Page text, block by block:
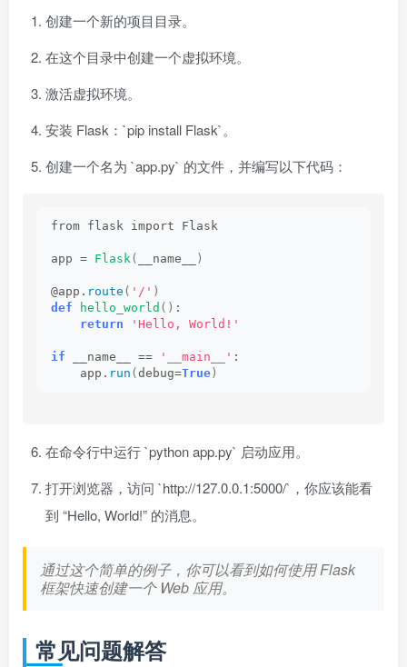
创建一个新的项目目录。
在这个目录中创建一个虚拟环境。
激活虚拟环境。
安装 Flask：`pip install Flask`。
创建一个名为 `app.py` 的文件，并编写以下代码：
from flask import Flask
app = Flask( __name__ )
@app. route ( '/' )
def
hello_world () :
return
'Hello, World!'
if __name__ == '__main__' :
    app.
run ( debug=True )
在命令行中运行 `python app.py` 启动应用。
打开浏览器，访问 `http://127.0.0.1:5000/`，你应该能看
到 “Hello, World!” 的消息。
通过这个简单的例子，你可以看到如何使用 Flask
框架快速创建一个 Web 应用。
常见问题解答